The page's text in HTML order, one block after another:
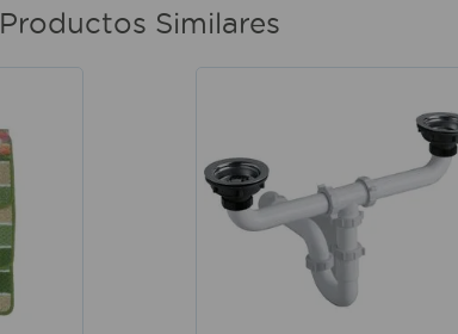
Productos Similares